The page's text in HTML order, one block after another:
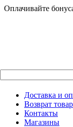
Оплачивайте
Доставка и
Возврат
Контакты
Магазины